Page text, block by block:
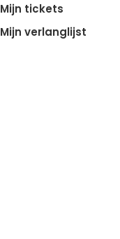
Mijn tickets
Mijn verlanglijst